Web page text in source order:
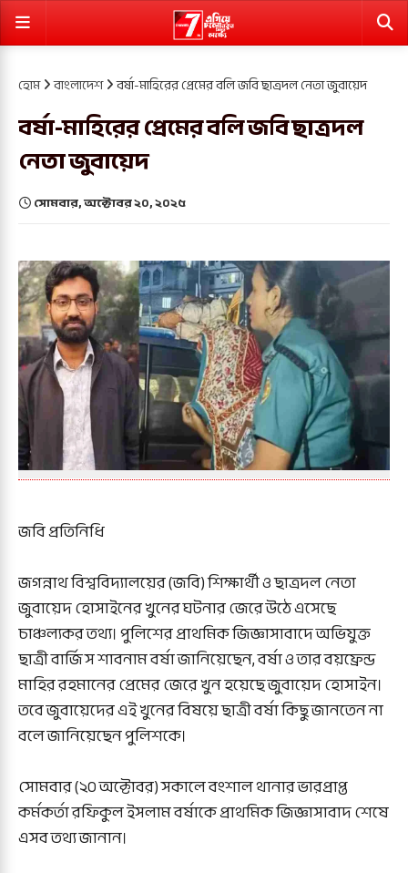
হোম বাংলাদেশ বর্ষা-মাহিরের প্রেমের বলি জবি ছাত্রদল নেতা জুবায়েদ
বর্ষা-মাহিরের প্রেমের বলি জবি ছাত্রদল
নেতা জুবায়েদ
সোমবার, অক্টোবর ২০, ২০২৫
জবি প্রতিনিধি
জগন্নাথ বিশ্ববিদ্যালয়ের (জবি) শিক্ষার্থী ও ছাত্রদল নেতা
জুবায়েদ হোসাইনের খুনের ঘটনার জেরে উঠে এসেছে
চাঞ্চল্যকর তথ্য। পুলিশের প্রাথমিক জিজ্ঞাসাবাদে অভিযুক্ত
ছাত্রী বার্জিস শাবনাম বর্ষা জানিয়েছেন, বর্ষা ও তার বয়ফ্রেন্ড
মাহির রহমানের প্রেমের জেরে খুন হয়েছে জুবায়েদ হোসাইন।
তবে জুবায়েদের এই খুনের বিষয়ে ছাত্রী বর্ষা কিছু জানতেন না
বলে জানিয়েছেন পুলিশকে।
সোমবার (২০ অক্টোবর) সকালে বংশাল থানার ভারপ্রাপ্ত
কর্মকর্তা রফিকুল ইসলাম বর্ষাকে প্রাথমিক জিজ্ঞাসাবাদ শেষে
এসব তথ্য জানান।